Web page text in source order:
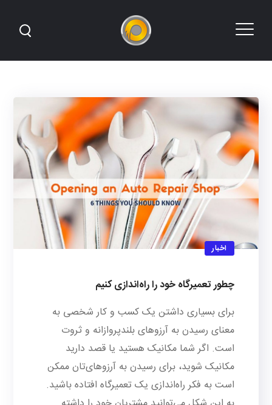
اخبار
چطور تعمیرگاه خود را راه‌اندازی کنیم
برای بسیاری داشتن یک کسب و کار شخصی به
معنای رسیدن به آرزوهای بلندپروازانه و ثروت
است. اگر شما مکانیک هستید یا قصد دارید
مکانیک شوید، برای رسیدن به آرزوهای‌تان ممکن
است به فکر راه‌اندازی یک تعمیرگاه افتاده باشید.